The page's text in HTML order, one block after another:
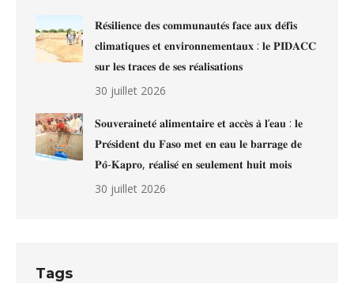
𝐑𝐞́𝐬𝐢𝐥𝐢𝐞𝐧𝐜𝐞 𝐝𝐞𝐬 𝐜𝐨𝐦𝐦𝐮𝐧𝐚𝐮𝐭𝐞́𝐬 𝐟𝐚𝐜𝐞 𝐚𝐮𝐱 𝐝𝐞́𝐟𝐢𝐬
𝐜𝐥𝐢𝐦𝐚𝐭𝐢𝐪𝐮𝐞𝐬 𝐞𝐭 𝐞𝐧𝐯𝐢𝐫𝐨𝐧𝐧𝐞𝐦𝐞𝐧𝐭𝐚𝐮𝐱 : 𝐥𝐞 𝐏𝐈𝐃𝐀𝐂𝐂
𝐬𝐮𝐫 𝐥𝐞𝐬 𝐭𝐫𝐚𝐜𝐞𝐬 𝐝𝐞 𝐬𝐞𝐬 𝐫𝐞́𝐚𝐥𝐢𝐬𝐚𝐭𝐢𝐨𝐧𝐬
30 juillet 2026
𝐒𝐨𝐮𝐯𝐞𝐫𝐚𝐢𝐧𝐞𝐭𝐞́ 𝐚𝐥𝐢𝐦𝐞𝐧𝐭𝐚𝐢𝐫𝐞 𝐞𝐭 𝐚𝐜𝐜𝐞̀𝐬 𝐚̀ 𝐥’𝐞𝐚𝐮 : 𝐥𝐞
𝐏𝐫𝐞́𝐬𝐢𝐝𝐞𝐧𝐭 𝐝𝐮 𝐅𝐚𝐬𝐨 𝐦𝐞𝐭 𝐞𝐧 𝐞𝐚𝐮 𝐥𝐞 𝐛𝐚𝐫𝐫𝐚𝐠𝐞 𝐝𝐞
𝐏𝐨̂-𝐊𝐚𝐩𝐫𝐨, 𝐫𝐞́𝐚𝐥𝐢𝐬𝐞́ 𝐞𝐧 𝐬𝐞𝐮𝐥𝐞𝐦𝐞𝐧𝐭 𝐡𝐮𝐢𝐭 𝐦𝐨𝐢𝐬
30 juillet 2026
Tags